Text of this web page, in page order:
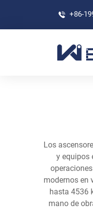
+86-
Los
y equipos
modernos en
hasta 4536
mano de